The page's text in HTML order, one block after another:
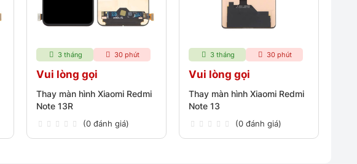
3 tháng 30 phút
Vui lòng gọi
Thay màn hình Xiaomi Redmi
Note 13R
(0 đánh giá)
3 tháng 30 phút
Vui lòng gọi
Thay màn hình Xiaomi Redmi
Note 13
(0 đánh giá)